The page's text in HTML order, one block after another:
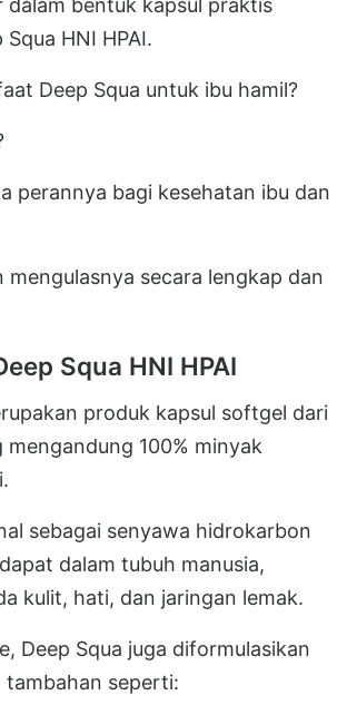
HNI HPAI.
Deep Squa untuk ibu hamil?
perannya bagi kesehatan ibu dan
mengulasnya secara lengkap dan
Squa HNI HPAI
produk kapsul softgel dari
mengandung 100% minyak
sebagai senyawa hidrokarbon
dalam tubuh manusia,
kulit, hati, dan jaringan lemak.
Deep Squa juga diformulasikan
tambahan seperti: